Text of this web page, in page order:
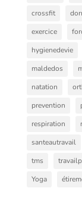
crossfit
exercice
hygienedevie
maldedos
natation
prevention
respiration
santeautravail
tms
Yoga